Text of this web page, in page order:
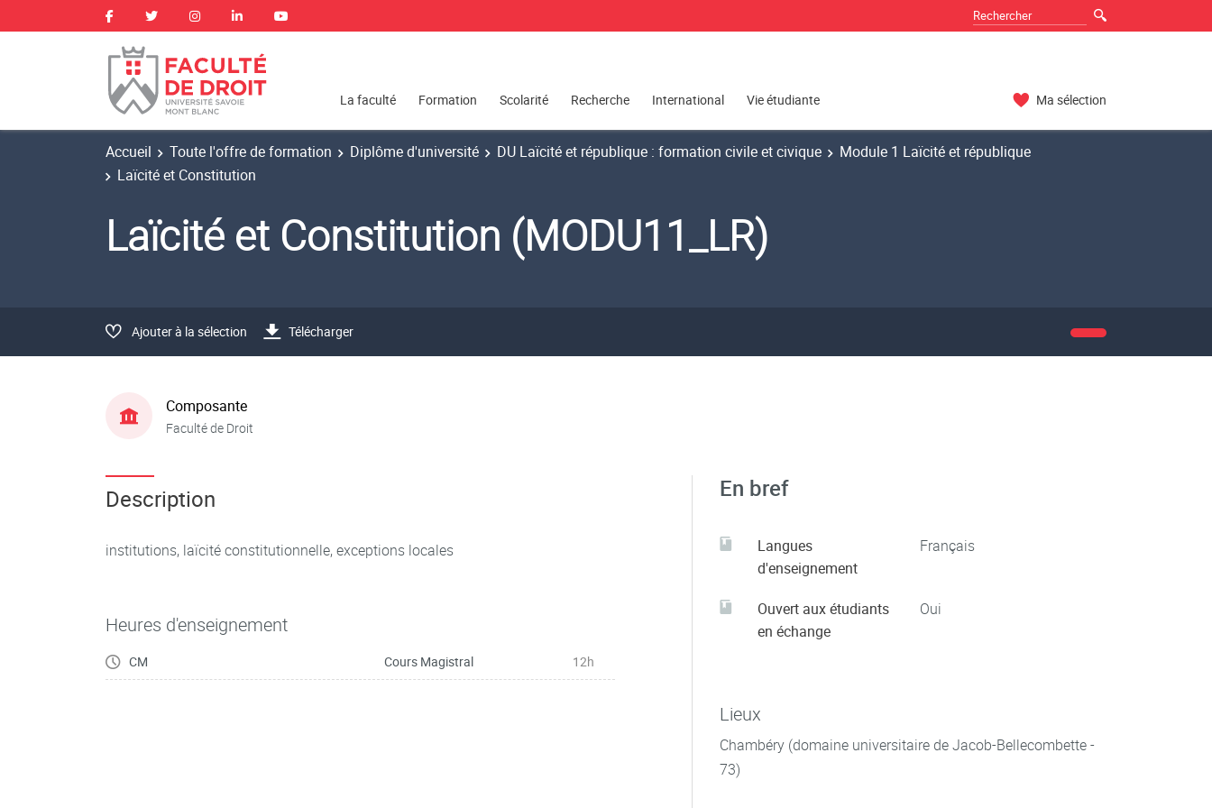
La faculté Formation Scolarité Recherche International Vie étudiante Ma sélection
Accueil Toute l'offre de formation Diplôme d'université DU Laïcité et république : formation civile et civique
Module 1 Laïcité et république
Laïcité et Constitution
Laïcité et Constitution (MODU11_LR)
Ajouter à la sélection Télécharger
Composante
Faculté de Droit
Description
institutions, laïcité constitutionnelle, exceptions locales
Heures d'enseignement
CM Cours Magistral 12h
En bref
Langues
d'enseignement
Français
Ouvert aux étudiants
en échange
Oui
Lieux
Chambéry (domaine universitaire de Jacob-Bellecombette -
73)